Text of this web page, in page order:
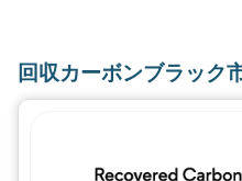
回収カーボンブラック